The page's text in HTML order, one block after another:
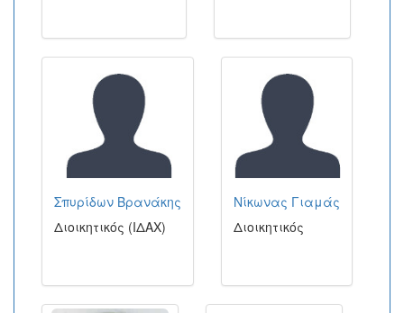
Σπυρίδων Βρανάκης
Διοικητικός (ΙΔΑΧ)
Νίκωνας Γιαμάς
Διοικητικός